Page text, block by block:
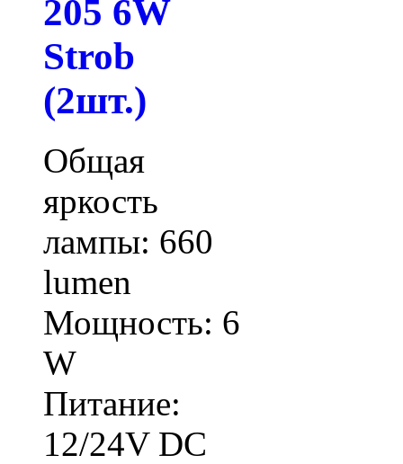
205 6W
Strob
(2шт.)
Общая
яркость
лампы: 660
lumen
Мощность: 6
W
Питание:
12/24V DC